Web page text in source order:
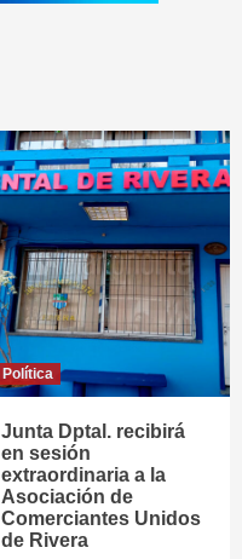
Política
Junta Dptal. recibirá
en sesión
extraordinaria a la
Asociación de
Comerciantes Unidos
de Rivera